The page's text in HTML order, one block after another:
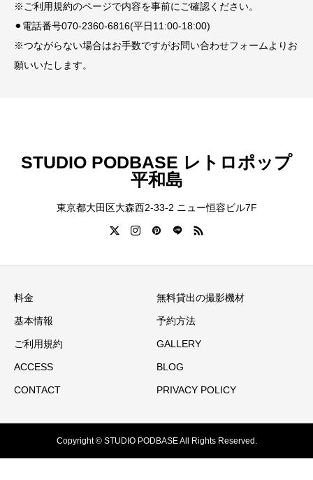
※ご利用規約のページで内容を事前にご確認ください。
⚫︎電話番号070-2360-6816(平日11:00-18:00)
※つながらない場合はお手数ですがお問い合わせフォームよりお
願いいたします。
STUDIO PODBASE レトロポップ
平和島
東京都大田区大森西2-33-2 ニュー恒容ビル7F
料金 無料貸出の撮影機材
基本情報 予約方法
ご利用規約 GALLERY
ACCESS BLOG
CONTACT PRIVACY POLICY
Copyright © STUDIO PODBASE All Rights Reserved.